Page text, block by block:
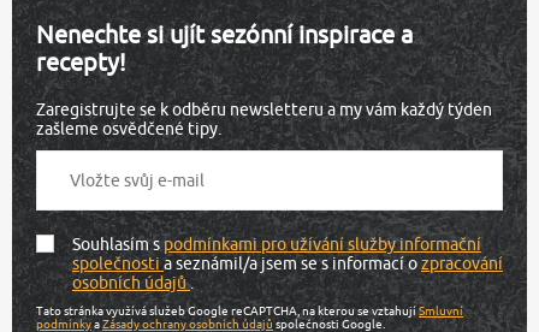
Nenechte si ujít sezónní inspirace a
recepty!
Zaregistrujte se k odběru newsletteru a my vám každý týden
zašleme osvědčené tipy.
Souhlasím spodmínkami pro užívání služby informační
společnostia seznámil/a jsem se s informací ozpracování
osobních údajů.
Tato stránka využívá služeb Google reCAPTCHA, na kterou se vztahujíSmluvní
podmínkyaZásady ochrany osobních údajů společnosti Google.